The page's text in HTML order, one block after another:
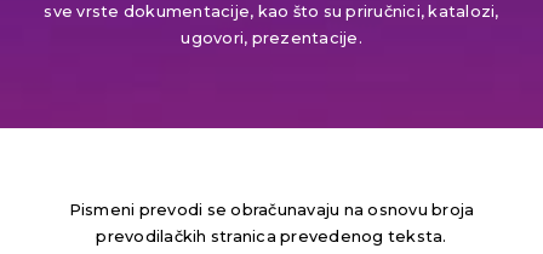
sve vrste dokumentacije, kao što su priručnici, katalozi,
ugovori, prezentacije.
Pismeni prevodi se obračunavaju na osnovu broja
prevodilačkih stranica prevedenog teksta.